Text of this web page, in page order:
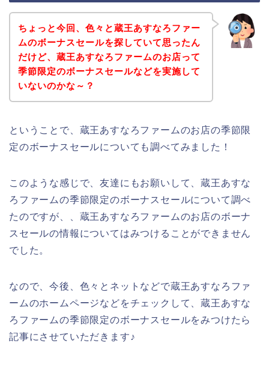
ちょっと今回、色々と蔵王あすなろファー
ムのボーナスセールを探していて思ったん
だけど、蔵王あすなろファームのお店って
季節限定のボーナスセールなどを実施して
いないのかな～？
ということで、蔵王あすなろファームのお店の季節限
定のボーナスセールについても調べてみました！
このような感じで、友達にもお願いして、蔵王あすな
ろファームの季節限定のボーナスセールについて調べ
たのですが、、蔵王あすなろファームのお店のボーナ
スセールの情報についてはみつけることができません
でした。
なので、今後、色々とネットなどで蔵王あすなろファ
ームのホームページなどをチェックして、蔵王あすな
ろファームの季節限定のボーナスセールをみつけたら
記事にさせていただきます♪